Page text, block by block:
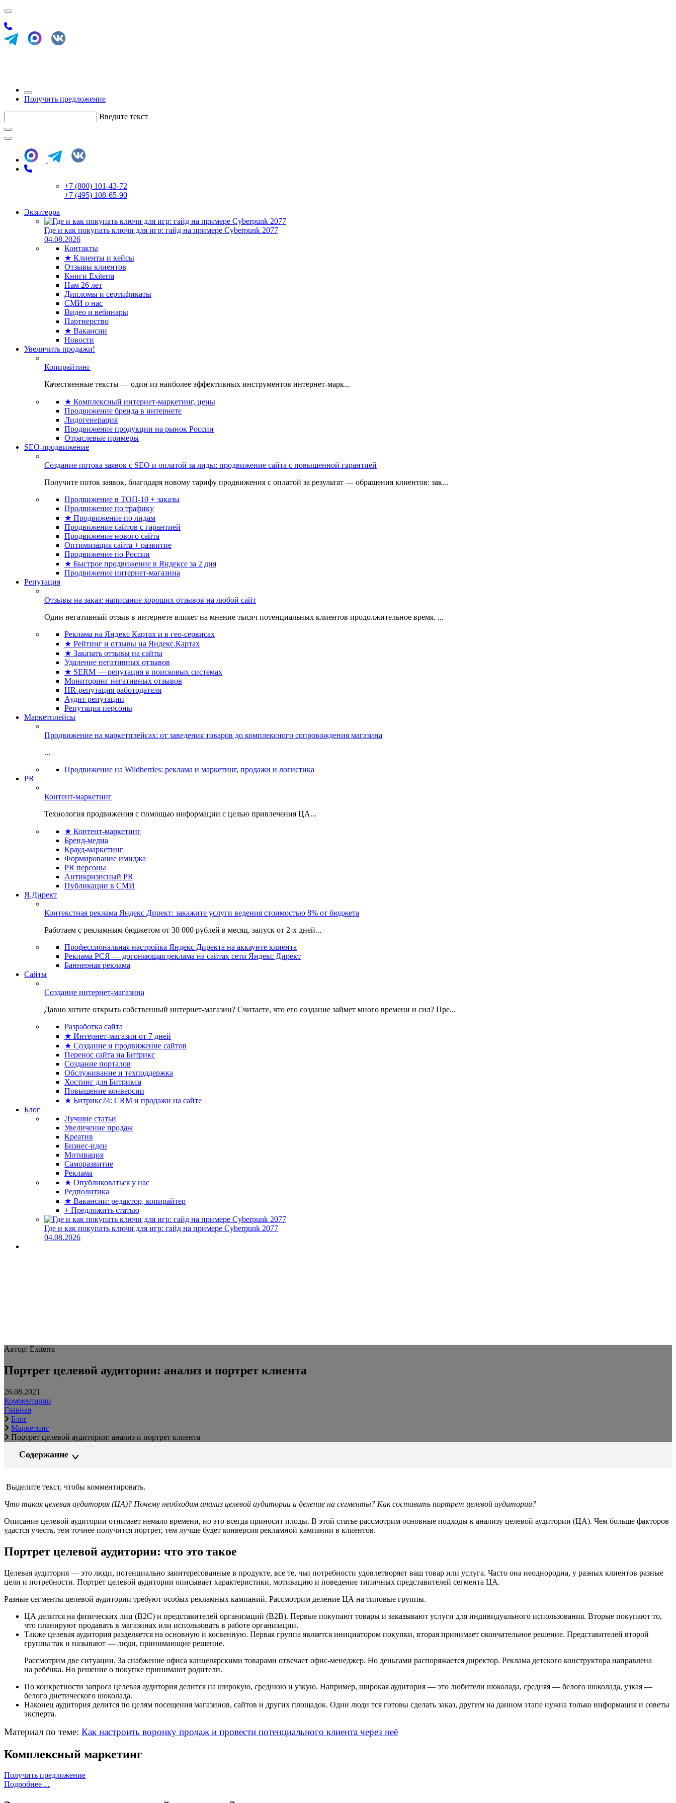
Получить предложение
Введите текст
+7 (800) 101-43-72
+7 (495) 108-65-90
Экзитерра
Где и как покупать ключи для игр: гайд на примере Cyberpunk 2077
04.08.2026
Контакты
★ Клиенты и кейсы
Отзывы клиентов
Книги Exiterra
Нам 26 лет
Дипломы и сертификаты
СМИ о нас
Видео и вебинары
Партнерство
★ Вакансии
Новости
Увеличить продажи!
Копирайтинг
Качественные тексты — один из наиболее эффективных инструментов интернет-марк...
★ Комплексный интернет-маркетинг, цены
Продвижение бренда в интернете
Лидогенерация
Продвижение продукции на рынок России
Отраслевые примеры
SEO-продвижение
Создание потока заявок с SEO и оплатой за лиды: продвижение сайта с повышенной гарантией
Получите поток заявок, благодаря новому тарифу продвижения с оплатой за результат — обращения клиентов: зак...
Продвижение в ТОП-10 + заказы
Продвижение по трафику
★ Продвижение по лидам
Продвижение сайтов с гарантией
Продвижение нового сайта
Оптимизация сайта + развитие
Продвижение по России
★ Быстрое продвижение в Яндексе за 2 дня
Продвижение интернет-магазина
Репутация
Отзывы на заказ: написание хороших отзывов на любой сайт
Один негативный отзыв в интернете влияет на мнение тысяч потенциальных клиентов продолжительное время. ...
Реклама на Яндекс Картах и в гео-сервисах
★ Рейтинг и отзывы на Яндекс.Картах
★ Заказать отзывы на сайты
Удаление негативных отзывов
★ SERM — репутация в поисковых системах
Мониторинг негативных отзывов
HR-репутация работодателя
Аудит репутации
Репутация персоны
Маркетплейсы
Продвижение на маркетплейсах: от заведения товаров до комплексного сопровождения магазина
...
Продвижение на Wildberries: реклама и маркетинг, продажи и логистика
PR
Контент-маркетинг
Технология продвижения с помощью информации с целью привлечения ЦА...
★ Контент-маркетинг
Бренд-медиа
Крауд-маркетинг
Формирование имиджа
PR персоны
Антикризисный PR
Публикации в СМИ
Я.Директ
Контекстная реклама Яндекс Директ: закажите услуги ведения стоимостью 8% от бюджета
Работаем с рекламным бюджетом от 30 000 рублей в месяц, запуск от 2-х дней...
Профессиональная настройка Яндекс Директа на аккаунте клиента
Реклама РСЯ — догоняющая реклама на сайтах сети Яндекс Директ
Баннерная реклама
Сайты
Создание интернет-магазина
Давно хотите открыть собственный интернет-магазин? Считаете, что его создание займет много времени и сил? Пре...
Разработка сайта
★ Интернет-магазин от 7 дней
★ Создание и продвижение сайтов
Перенос сайта на Битрикс
Создание порталов
Обслуживание и техподдержка
Хостинг для Битрикса
Повышение конверсии
★ Битрикс24: CRM и продажи на сайте
Блог
Лучшие статьи
Увеличение продаж
Креатив
Бизнес-идеи
Мотивация
Саморазвитие
Реклама
★ Опубликоваться у нас
Редполитика
★ Вакансии: редактор, копирайтер
+ Предложить статью
Где и как покупать ключи для игр: гайд на примере Cyberpunk 2077
04.08.2026
Автор: Exiterra
Портрет целевой аудитории: анализ и портрет клиента
26.08.2021
Комментарии
Главная
Блог
Маркетинг
Портрет целевой аудитории: анализ и портрет клиента
Содержание
Выделите текст, чтобы комментировать.
Что такая целевая аудитория (ЦА)? Почему необходим анализ целевой аудитории и деление на сегменты? Как составить портрет целевой аудитории?
Описание целевой аудитории отнимает немало времени, но это всегда приносит плоды. В этой статье рассмотрим основные подходы к анализу целевой аудитории (ЦА). Чем больше факторов
удастся учесть, тем точнее получится портрет, тем лучше будет конверсия рекламной кампании в клиентов.
Портрет целевой аудитории: что это такое
Целевая аудитория — это люди, потенциально заинтересованные в продукте, все те, чьи потребности удовлетворяет ваш товар или услуга. Часто она неоднородна, у разных клиентов разные
цели и потребности. Портрет целевой аудитории описывает характеристики, мотивацию и поведение типичных представителей сегмента ЦА.
Разные сегменты целевой аудитории требуют особых рекламных кампаний. Рассмотрим деление ЦА на типовые группы.
ЦА делится на физических лиц (B2C) и представителей организаций (B2B). Первые покупают товары и заказывают услуги для индивидуального использования. Вторые покупают то,
что планируют продавать в магазинах или использовать в работе организации.
Также целевая аудитория разделяется на основную и косвенную. Первая группа является инициатором покупки, вторая принимает окончательное решение. Представителей второй
группы так и называют — люди, принимающие решение.
Рассмотрим две ситуации. За снабжение офиса канцелярскими товарами отвечает офис-менеджер. Но деньгами распоряжается директор. Реклама детского конструктора направлена
на ребёнка. Но решение о покупке принимают родители.
По конкретности запроса целевая аудитория делится на широкую, среднюю и узкую. Например, широкая аудитория — это любители шоколада, средняя — белого шоколада, узкая —
белого диетического шоколада.
Наконец аудитория делится по целям посещения магазинов, сайтов и других площадок. Одни люди тся готовы сделать заказ, другим на данном этапе нужна только информация и советы
эксперта.
Материал по теме: Как настроить воронку продаж и провести потенциального клиента через неё
Комплексный маркетинг
Получить предложение
Подробнее…